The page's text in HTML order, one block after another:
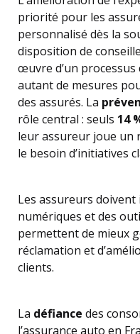
priorité pour les
personnalisé dès la
disposition de
œuvre d’un
autant de mesures
des assurés. La
rôle central : seuls 14
leur assureur joue un
le besoin d’initiatives
Les assureurs
numériques et des
permettent de mieux
réclamation et
clients.
La défiance des
l’assurance auto en